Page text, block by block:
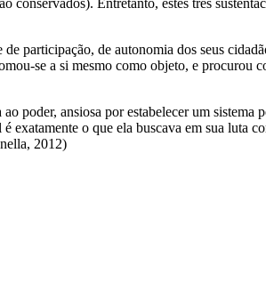
conservados). Entretanto, estes três
participação, de autonomia dos seus
se a si mesmo como objeto, e procurou
poder, ansiosa por estabelecer um
o que ela buscava em sua luta
2012)